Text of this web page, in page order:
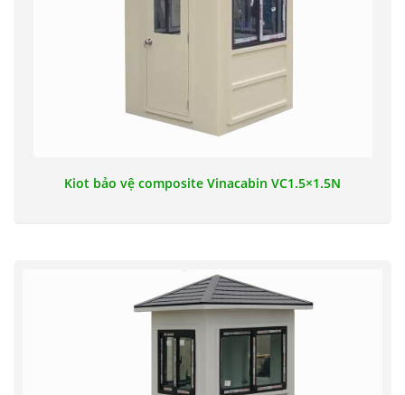
Kiot bảo vệ composite Vinacabin VC1.5×1.5N